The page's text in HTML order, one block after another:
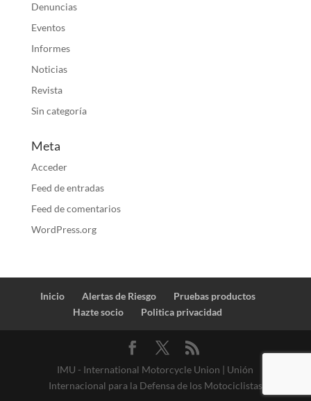
Denuncias
Eventos
Informes
Noticias
Revista
Sin categoría
Meta
Acceder
Feed de entradas
Feed de comentarios
WordPress.org
Inicio Alertas de Riesgo
Pruebas productos
Hazte socio
Politica privacidad
IMU - International Motorcycle Union | Unión
Internacional para la Defensa de los Motociclistas